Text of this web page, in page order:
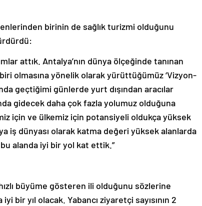
birinin de sağlık turizmi olduğunu
attık. Antalya’nın dünya ölçeğinde tanınan
olmasına yönelik olarak yürüttüğümüz ‘Vizyon-
geçtiğimi günlerde yurt dışından aracılar
gidecek daha çok fazla yolumuz olduğuna
için ve ülkemiz için potansiyeli oldukça yüksek
iş dünyası olarak katma değeri yüksek alanlarda
alanda iyi bir yol kat ettik.”
büyüme gösteren ili olduğunu sözlerine
bir yıl olacak. Yabancı ziyaretçi sayısının 2